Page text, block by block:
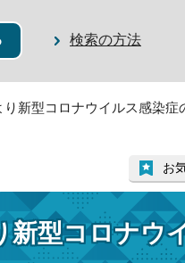
検索の方法
新型コロナウイルス感染症
新型コロナウ
お